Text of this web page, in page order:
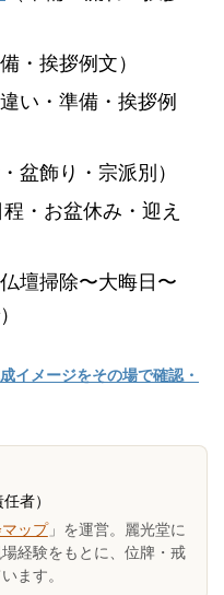
・挨拶例文）
い・準備・挨拶例
・盆飾り・宗派別）
程・お盆休み・迎え
仏壇掃除〜大晦日〜
イメージをその場で確認・
者）
ップ」を運営。麗光堂に
経験をもとに、位牌・戒
ます。